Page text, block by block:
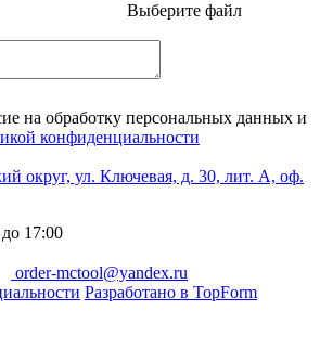
Выберите файл
на обработку персональных данных и
конфиденциальности
округ, ул. Ключевая, д. 30, лит. А, оф.
17:00
order-mctool@yandex.ru
Разработано в TopForm